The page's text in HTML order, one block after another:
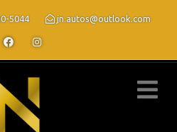
5044 jn.autos@outlook.com